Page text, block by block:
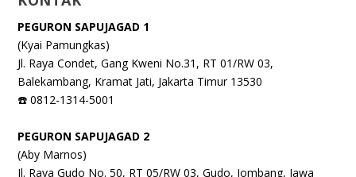
PEGURON SAPUJAGAD 1
(Kyai Pamungkas)
Jl. Raya Condet, Gang Kweni No.31, RT 01/RW 03,
Balekambang, Kramat Jati, Jakarta Timur 13530
☎️ 0812-1314-5001
PEGURON SAPUJAGAD 2
(Aby Marnos)
Jl. Raya Gudo No. 50, RT 05/RW 03, Gudo, Jombang, Jawa